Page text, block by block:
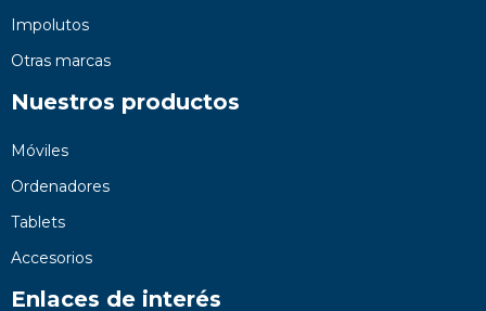
Impolutos
Otras marcas
Nuestros productos
Móviles
Ordenadores
Tablets
Accesorios
Enlaces de interés